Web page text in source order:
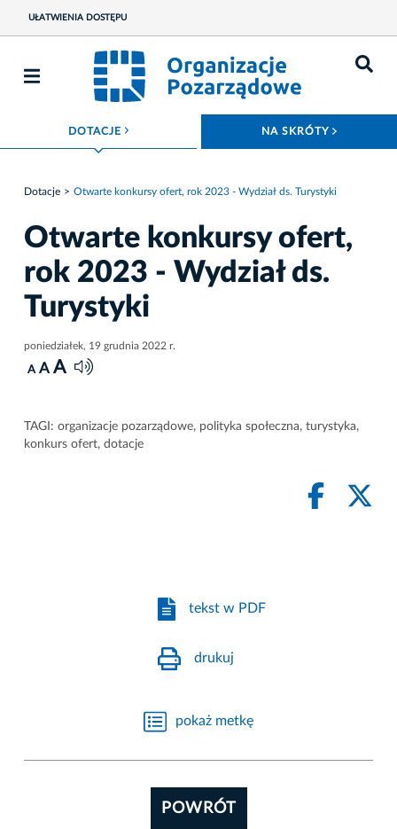
UŁATWIENIA DOSTĘPU
DOTACJE ROZWIŃ MENU NA SKRÓTY
Dotacje Otwarte konkursy ofert, rok 2023 - Wydział ds. Turystyki
Otwarte konkursy ofert,
rok 2023 - Wydział ds.
Turystyki
poniedziałek, 19 grudnia 2022 r.
A A A
TAGI: organizacje pozarządowe, polityka społeczna, turystyka,
konkurs ofert, dotacje
tekst w PDF
drukuj
pokaż metkę
POWRÓT